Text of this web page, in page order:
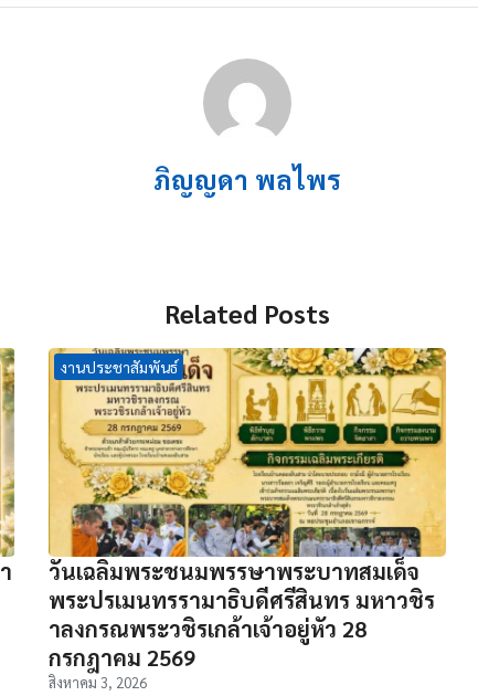
ภิญญดา พลไพร
Related Posts
งานประชาสัมพันธ์
วันเฉลิมพระชนมพรรษาพระบาทสมเด็จ
พระปรเมนทรรามาธิบดีศรีสินทร มหาวชิร
าลงกรณพระวชิรเกล้าเจ้าอยู่หัว 28
กรกฎาคม 2569
สิงหาคม 3, 2026